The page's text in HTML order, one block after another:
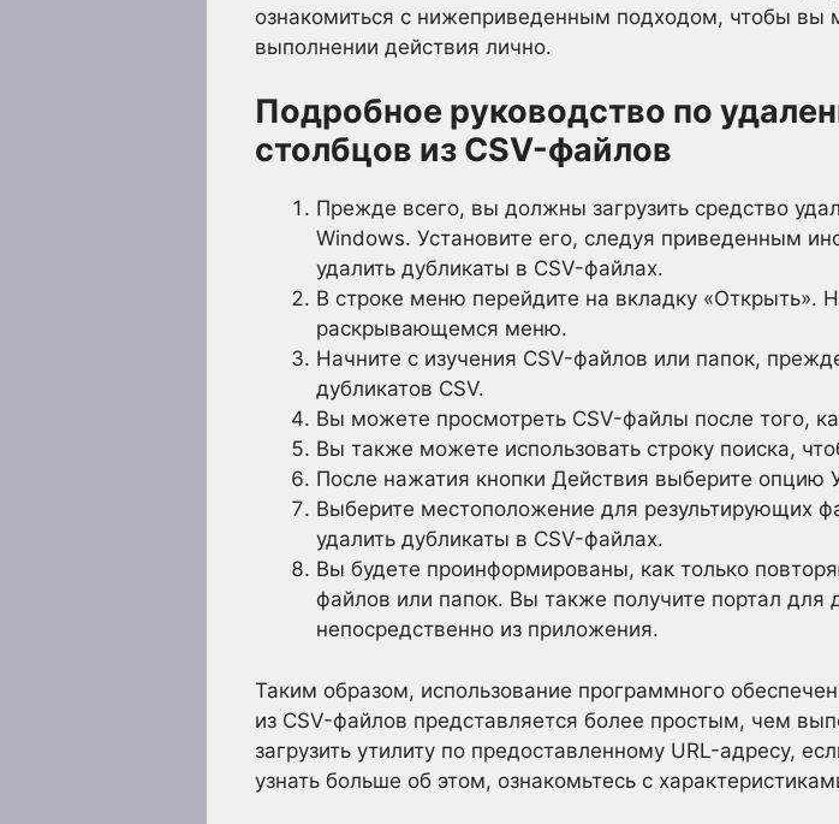
ознакомиться с нижеприведенным подходом, чтобы вы
выполнении действия лично.
Подробное руководство по
столбцов из CSV-файлов
Прежде всего, вы должны загрузить средство
Windows. Установите его, следуя приведенным
удалить дубликаты в CSV-файлах.
В строке меню перейдите на вкладку «Открыть».
раскрывающемся меню.
Начните с изучения CSV-файлов или папок,
дубликатов CSV.
Вы можете просмотреть CSV-файлы после того,
Вы также можете использовать строку поиска,
После нажатия кнопки Действия выберите опцию
Выберите местоположение для результирующих
удалить дубликаты в CSV-файлах.
Вы будете проинформированы, как только
файлов или папок. Вы также получите портал
непосредственно из приложения.
Таким образом, использование программного
из CSV-файлов представляется более простым, чем
загрузить утилиту по предоставленному URL-адресу,
узнать больше об этом, ознакомьтесь с